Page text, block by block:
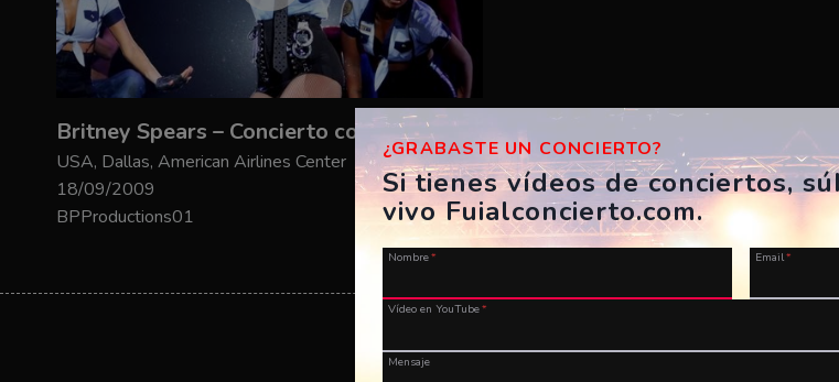
USA, Dallas, American Airlines Center
18/09/2009
BPProductions01
¿GRABASTE UN CONCIERTO?
Si tienes vídeos de conciertos,
vivo Fuialconcierto.com.
Nombre* Email*
Vídeo en YouTube*
Mensaje